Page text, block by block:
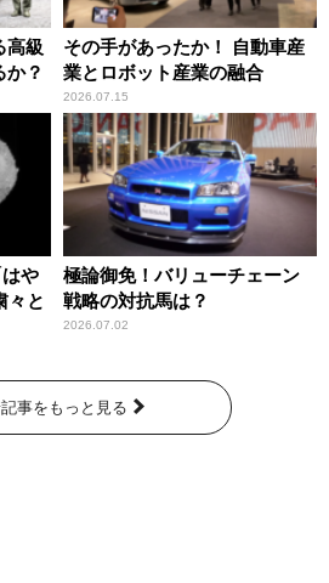
高級
か？
その手があったか！ 自動車産
業とロボット産業の融合
2026.07.15
や
々と
極論御免！バリューチェーン
戦略の対抗馬は？
2026.07.02
事をもっと見る